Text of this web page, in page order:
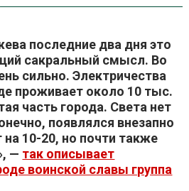
последние два дня это
сакральный смысл. Во
сильно. Электричества
проживает около 10 тыс.
часть города. Света нет
появлялся внезапно
на 10-20, но почти также
— так описывает
воинской славы группа